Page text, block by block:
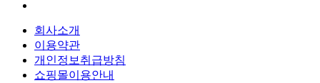
회사소개
이용약관
개인정보취급방침
쇼핑몰이용안내